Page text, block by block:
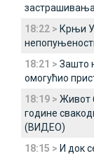
18:22 > Крњи
18:21 > Зашто
омогућио
18:19 > Живот
године
(ВИДЕО)
18:15 > И док